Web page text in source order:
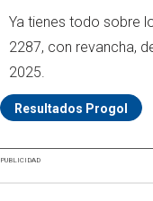
Ya tienes todo sobre
2287, con revancha,
2025.
Resultados Progol
PUBLICIDAD